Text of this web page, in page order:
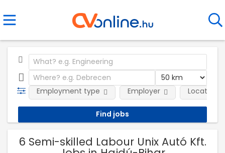
Employment type Employer Location
6 Semi-skilled Labour Unix Autó Kft.